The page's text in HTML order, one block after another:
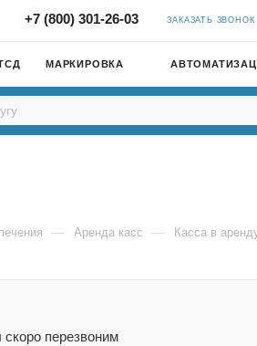
+7 (800) 301-26-03 ЗАКАЗАТЬ ЗВОНОК
МАРКИРОВКА
— Аренда касс — Касса в
перезвоним